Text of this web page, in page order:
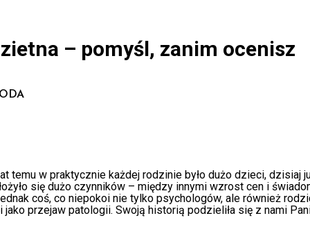
– pomyśl, zanim ocenisz
temu w praktycznie każdej rodzinie było dużo dzieci, dzisiaj
się dużo czynników – między innymi wzrost cen i
coś, co niepokoi nie tylko psychologów, ale również
przejaw patologii. Swoją historią podzieliła się z nami